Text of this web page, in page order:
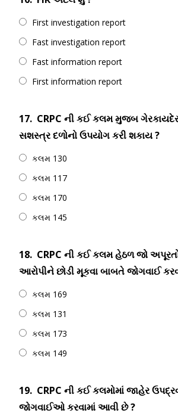
First investigation report
Fast investigation report
Fast information report
First information report
17. CRPC ની કઈ કલમ મુજબ
સશસ્ત્ર દળોનો ઉપયોગ કરી શકાય ?
કલમ 130
કલમ 117
કલમ 170
કલમ 145
18. CRPC ની કઈ કલમ હેઠળ જો અપૂરતો
આરોપીને છોડી મૂકવા બાબતે જોગવાઈ
કલમ 169
કલમ 131
કલમ 173
કલમ 149
19. CRPC ની કઈ કલમોમાં જાહેર
જોગવાઈઓ કરવામાં આવી છે ?